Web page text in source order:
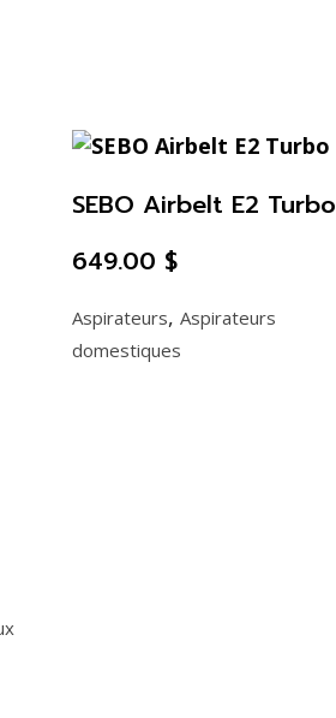
produit
plusieurs
Les
options
Aspirateurs, Aspirateurs
domestiques
SEBO Airbelt E2 Turbo
649.00 $